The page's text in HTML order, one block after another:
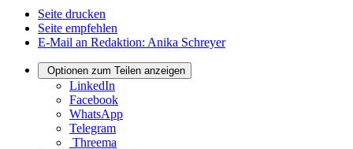
Seite drucken
Seite empfehlen
E-Mail an Redaktion: Anika Schreyer
Optionen zum Teilen anzeigen
LinkedIn
Facebook
WhatsApp
Telegram
Threema